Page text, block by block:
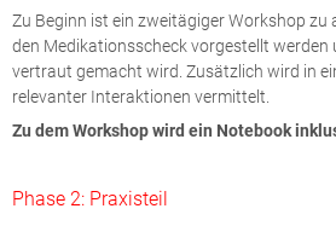
Zu Beginn ist ein zweitägiger Workshop
den Medikationsscheck vorgestellt
vertraut gemacht wird. Zusätzlich wird in
relevanter Interaktionen vermittelt.
Zu dem Workshop wird ein Notebook
Phase 2: Praxisteil